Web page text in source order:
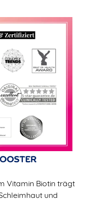
Vitamin Biotin trägt
und